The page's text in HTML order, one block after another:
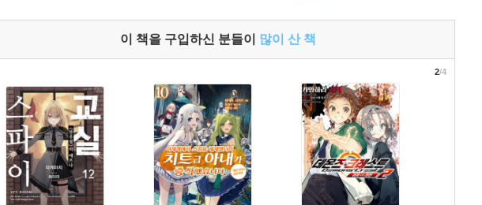
이 책을 구입하신 분들이 많이 산 책
2/4